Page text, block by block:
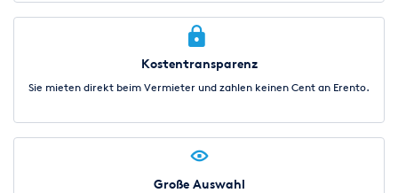
Kostentransparenz
Sie mieten direkt beim Vermieter und zahlen keinen Cent an Erento.
Große Auswahl